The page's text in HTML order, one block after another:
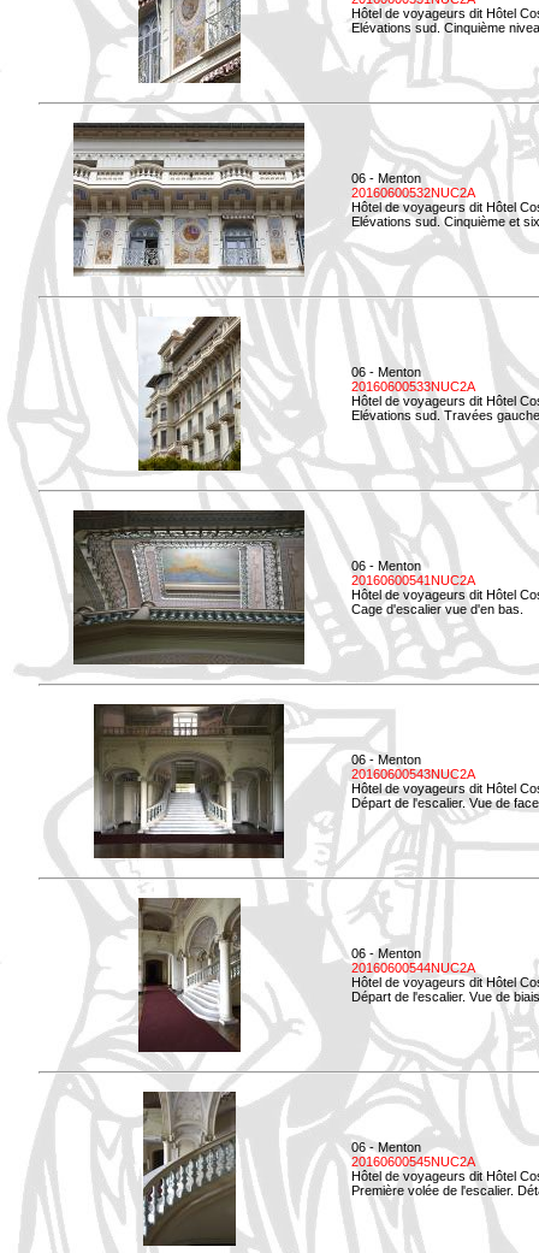
Hôtel de voyageurs dit Hôtel
Elévations sud. Cinquième
06 - Menton
20160600532NUC2A
Hôtel de voyageurs dit Hôtel
Elévations sud. Cinquième et
06 - Menton
20160600533NUC2A
Hôtel de voyageurs dit Hôtel
Elévations sud. Travées
06 - Menton
20160600541NUC2A
Hôtel de voyageurs dit Hôtel
Cage d'escalier vue d'en bas.
06 - Menton
20160600543NUC2A
Hôtel de voyageurs dit Hôtel
Départ de l'escalier. Vue de
06 - Menton
20160600544NUC2A
Hôtel de voyageurs dit Hôtel
Départ de l'escalier. Vue de
06 - Menton
20160600545NUC2A
Hôtel de voyageurs dit Hôtel
Première volée de l'escalier.